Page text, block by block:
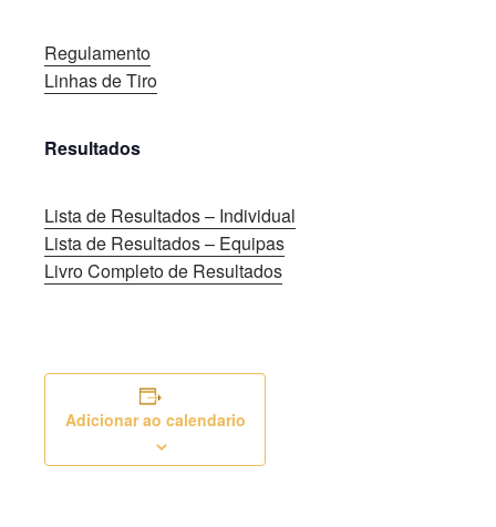
Regulamento
Linhas de Tiro
Resultados
Lista de Resultados – Individual
Lista de Resultados – Equipas
Livro Completo de Resultados
Adicionar ao calendario